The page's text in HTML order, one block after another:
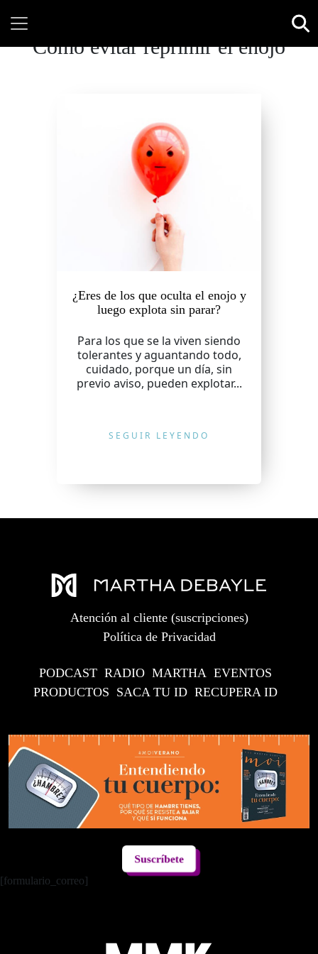
Cómo evitar reprimir el enojo
¿Eres de los que oculta el enojo y
luego explota sin parar?
Para los que se la viven siendo
tolerantes y aguantando todo,
cuidado, porque un día, sin
previo aviso, pueden explotar...
SEGUIR LEYENDO
Atención al cliente (suscripciones)
Política de Privacidad
PODCAST RADIO MARTHA EVENTOS
PRODUCTOS SACA TU ID RECUPERA ID
Suscríbete
[formulario_correo]